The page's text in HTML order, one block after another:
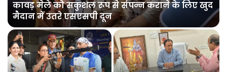
कावड़ मेले को सकुशल रूप से संपन्न कराने के लिए खुद
मैदान में उतरे एसएसपी दून